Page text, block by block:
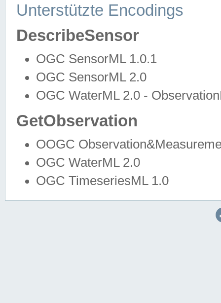
Unterstützte Encodings
DescribeSensor
OGC SensorML 1.0.1
OGC SensorML 2.0
OGC WaterML 2.0 -
GetObservation
OOGC
OGC WaterML 2.0
OGC TimeseriesML 1.0